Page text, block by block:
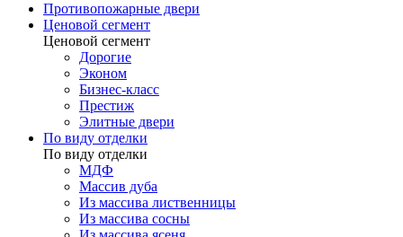
Противопожарные двери
Ценовой сегмент
Ценовой сегмент
Дорогие
Эконом
Бизнес-класс
Престиж
Элитные двери
По виду отделки
По виду отделки
МДФ
Массив дуба
Из массива лиственницы
Из массива сосны